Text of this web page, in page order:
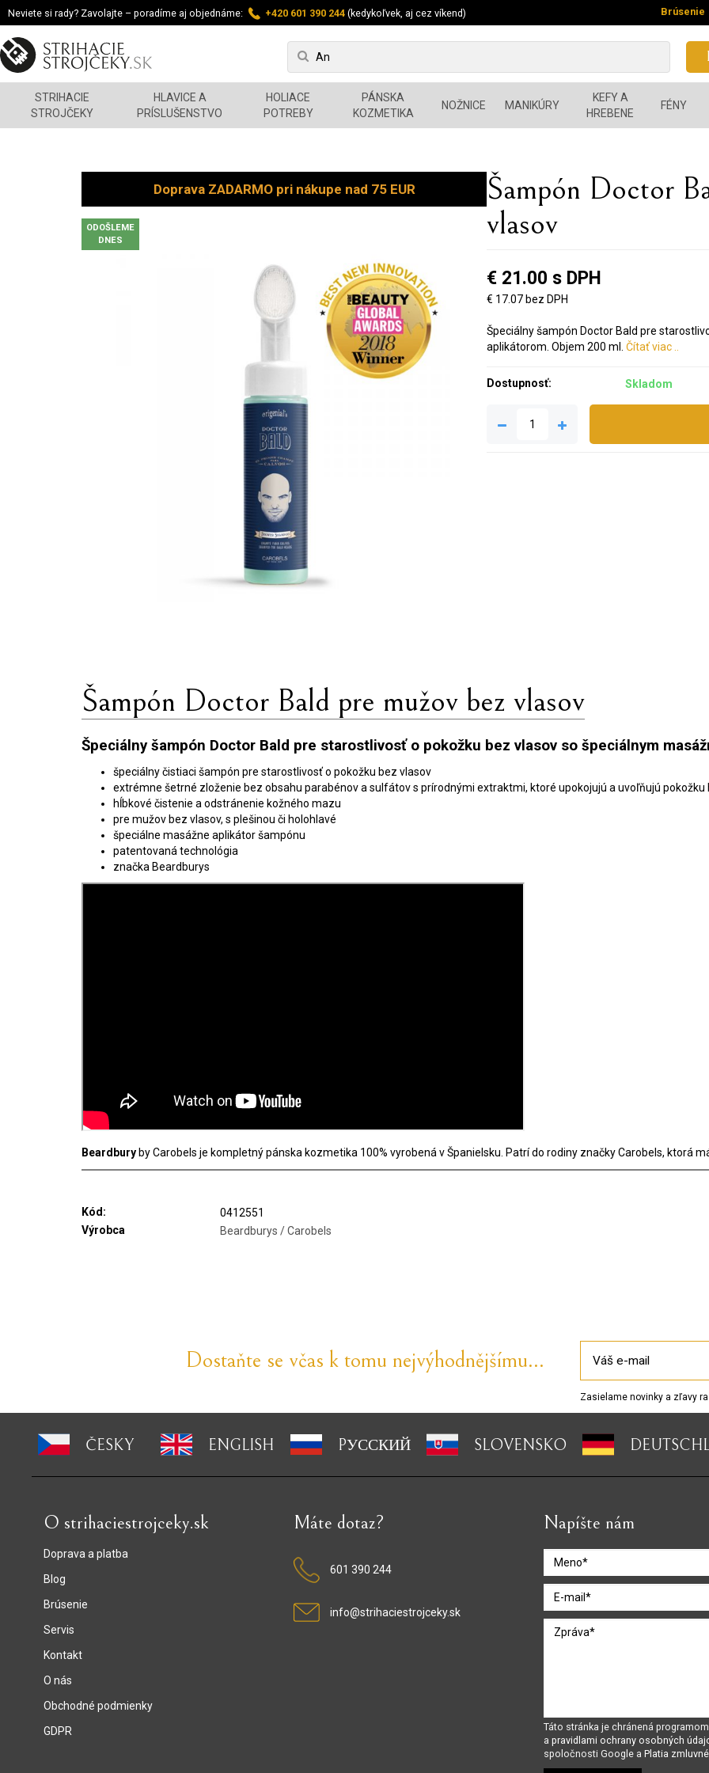
Neviete si rady? Zavolajte – poradíme aj objednáme: +420 601 390 244 (kedykoľvek, aj cez víkend) Brúsenie
STRIHACIE
STROJČEKY
HLAVICE A
PRÍSLUŠENSTVO
HOLIACE
POTREBY
PÁNSKA
KOZMETIKA
NOŽNICE MANIKÚRY
KEFY A
HREBENE
FÉNY
Doprava ZADARMO pri nákupe nad 75 EUR
ODOŠLEME
DNES
Šampón Doctor
vlasov
€ 21.00 s DPH
€ 17.07 bez DPH
Špeciálny šampón Doctor Bald pre
aplikátorom. Objem 200 ml.Čítať viac ..
Dostupnosť: Skladom
Šampón Doctor Bald pre mužov bez vlasov
Špeciálny šampón Doctor Bald pre starostlivosť o pokožku bez vlasov so špeciálnym
špeciálny čistiaci šampón pre starostlivosť o pokožku bez vlasov
extrémne šetrné zloženie bez obsahu parabénov a sulfátov s prírodnými extraktmi, ktoré upokojujú a uvoľňujú pokožku
hĺbkové čistenie a odstránenie kožného mazu
pre mužov bez vlasov, s plešinou či holohlavé
špeciálne masážne aplikátor šampónu
patentovaná technológia
značka Beardburys
Beardbury by Carobels je kompletný pánska kozmetika 100% vyrobená v Španielsku. Patrí do rodiny značky Carobels, ktorá
Kód:
0412551
Výrobca
Beardburys / Carobels
Dostaňte se včas k tomu nejvýhodnějšímu...
Zasielame novinky a zľavy
ČESKY ENGLISH PУССКИЙ SLOVENSKO
O strihaciestrojceky.sk
Doprava a platba
Blog
Brúsenie
Servis
Kontakt
O nás
Obchodné podmienky
GDPR
Máte dotaz?
601 390 244
info@strihaciestrojceky.sk
Napíšte nám
Táto stránka je chránená
a pravidlami ochrany osobných
spoločnosti Google a Platia